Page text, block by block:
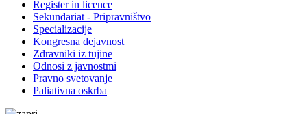
Register in licence
Sekundariat - Pripravništvo
Specializacije
Kongresna dejavnost
Zdravniki iz tujine
Odnosi z javnostmi
Pravno svetovanje
Paliativna oskrba